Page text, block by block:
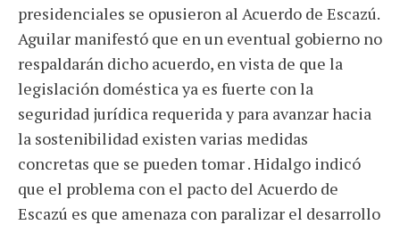
presidenciales se opusieron al Acuerdo de Escazú.
Aguilar manifestó que en un eventual gobierno no
respaldarán dicho acuerdo, en vista de que la
legislación doméstica ya es fuerte con la
seguridad jurídica requerida y para avanzar hacia
la sostenibilidad existen varias medidas
concretas que se pueden tomar . Hidalgo indicó
que el problema con el pacto del Acuerdo de
Escazú es que amenaza con paralizar el desarrollo